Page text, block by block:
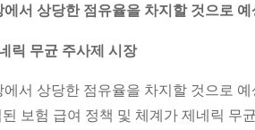
서 상당한 점유율을 차지할 것으로 예
서 상당한 점유율을 차지할 것으로
보험 급여 정책 및 체계가 제네릭 무